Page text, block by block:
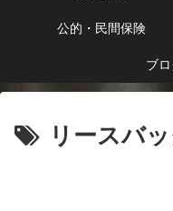
公的・民間保険
ブ
リースバ